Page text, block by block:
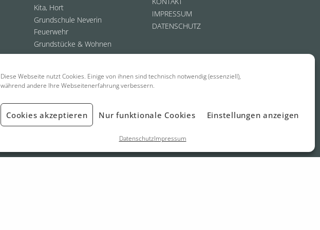
Diese Webseite nutzt Cookies. Einige von ihnen sind technisch notwendig (essenziell),
während andere Ihre Webseitenerfahrung verbessern.
Cookies akzeptieren Nur funktionale Cookies Einstellungen anzeigen
DatenschutzImpressum
Kita, Hort
Grundschule Neverin
Feuerwehr
Grundstücke & Wohnen
IMPRESSUM
DATENSCHUTZ